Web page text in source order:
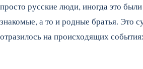
просто русские люди, иногда это
знакомые, а то и родные братья. Это
отразилось на происходящих